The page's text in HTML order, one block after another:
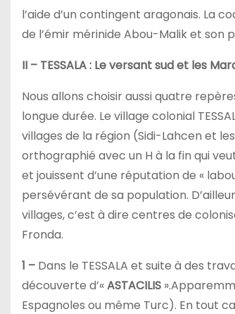
l’aide d’un contingent aragonais. La
de l’émir mérinide Abou-Malik et son
II – TESSALA : Le versant sud et les
Nous allons choisir aussi quatre
longue durée. Le village colonial
villages de la région (Sidi-Lahcen et
orthographié avec un H à la fin qui
et jouissent d’une réputation de «
persévérant de sa population.
villages, c’est à dire centres de
Fronda.
1 – Dans le TESSALA et suite à des
découverte d’«ASTACILIS
Espagnoles ou même Turc). En tout